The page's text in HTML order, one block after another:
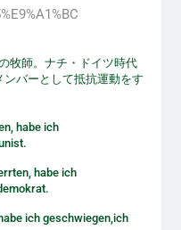
牧師。ナチ・ドイツ時代
ンバーとして抵抗運動をす
habe ich
habe ich
ich geschwiegen,ich